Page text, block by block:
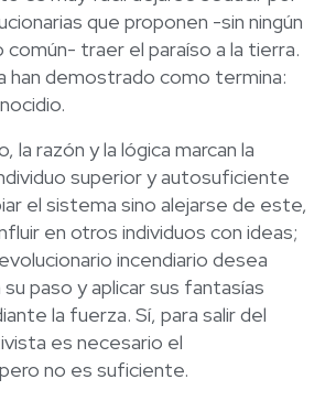
que proponen -sin ningún
traer el paraíso a la tierra.
han demostrado como termina:
la razón y la lógica marcan la
superior y autosuficiente
el sistema sino alejarse de este,
en otros individuos con ideas;
incendiario desea
paso y aplicar sus fantasías
la fuerza. Sí, para salir del
es necesario el
no es suficiente.